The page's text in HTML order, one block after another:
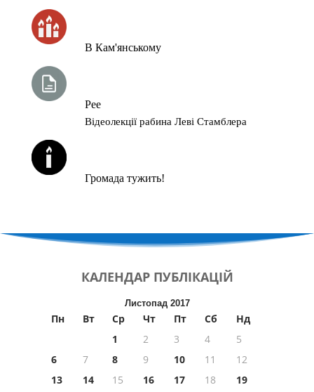
В Кам'янському
Рее
Відеолекції рабина Леві Стамблера
Громада тужить!
КАЛЕНДАР ПУБЛІКАЦІЙ
Листопад 2017
Пн Вт Ср Чт Пт Сб
Нд
1
2 3 4
5
6
7 8 9 10 11
12
13
14 15 16 17 18
19